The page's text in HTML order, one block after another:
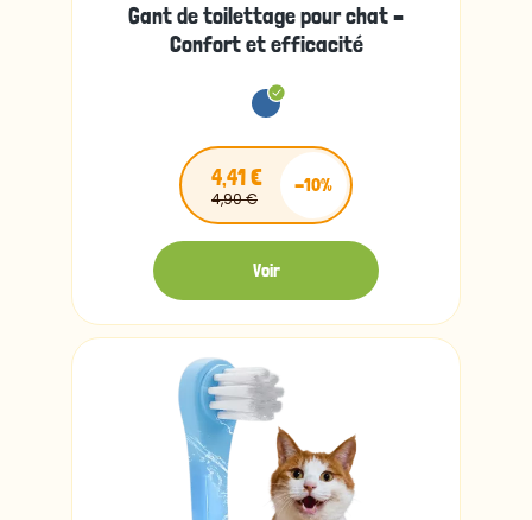
Gant de toilettage pour chat –
Confort et efficacité
4,41 €
4,90 €
-10%
Voir